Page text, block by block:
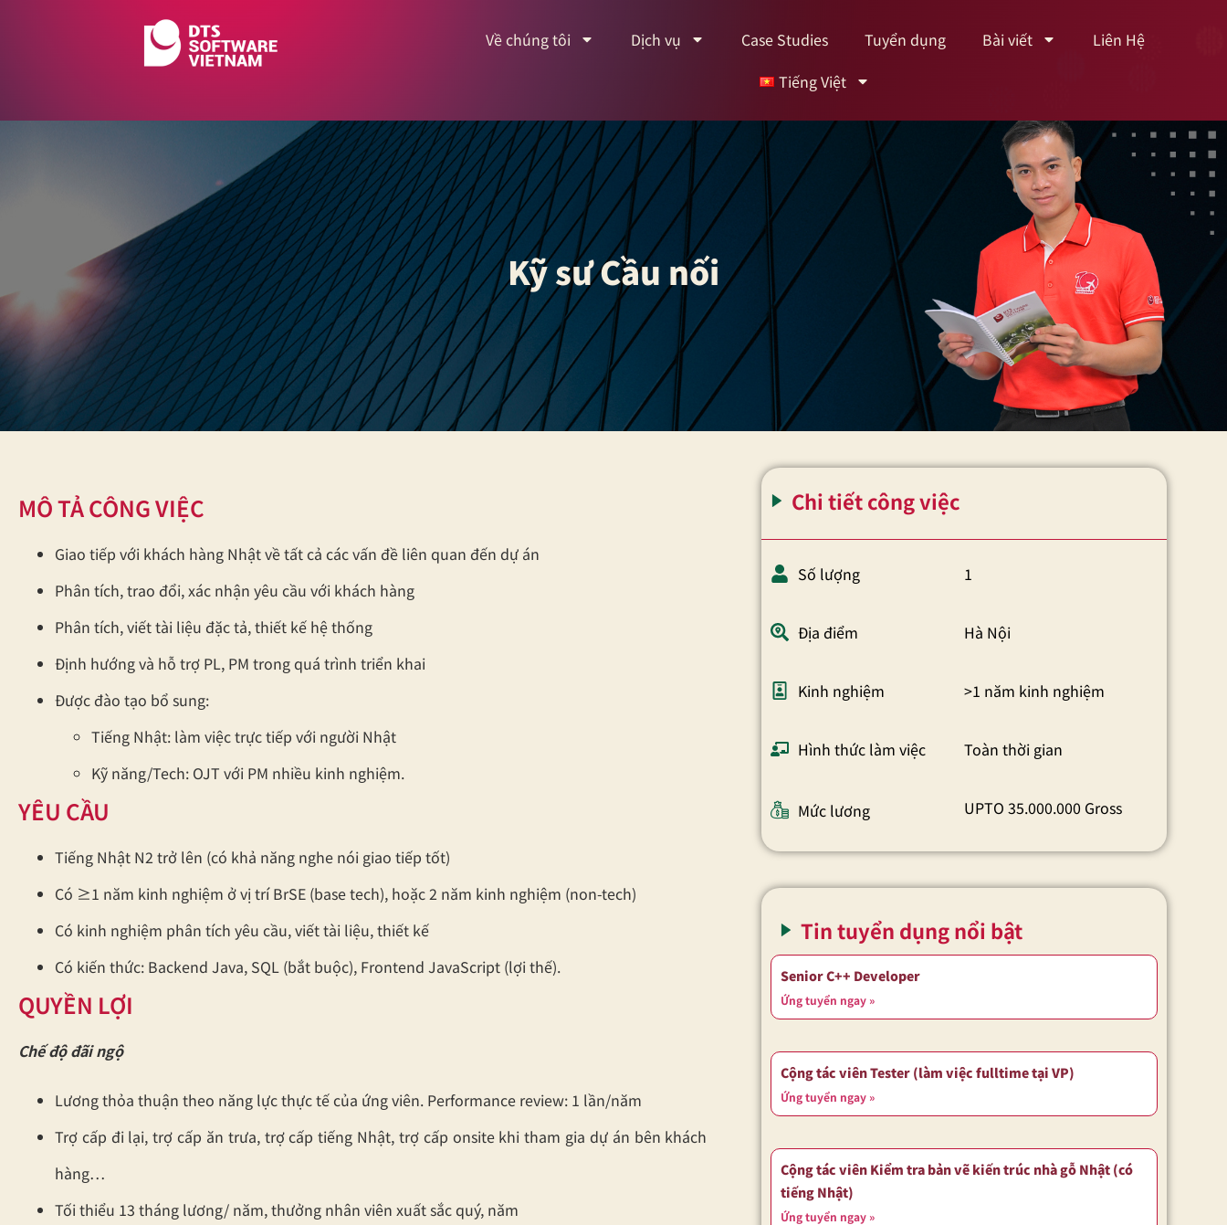
Về chúng tôi Dịch vụ Case Studies Tuyển dụng Bài viết
Liên Hệ
Tiếng Việt
Kỹ sư Cầu nối
MÔ TẢ CÔNG VIỆC
Giao tiếp với khách hàng Nhật về tất cả các vấn đề liên quan đến dự án
Phân tích, trao đổi, xác nhận yêu cầu với khách hàng
Phân tích, viết tài liệu đặc tả, thiết kế hệ thống
Định hướng và hỗ trợ PL, PM trong quá trình triển khai
Được đào tạo bổ sung:
Tiếng Nhật: làm việc trực tiếp với người Nhật
Kỹ năng/Tech: OJT với PM nhiều kinh nghiệm.
YÊU CẦU
Tiếng Nhật N2 trở lên (có khả năng nghe nói giao tiếp tốt)
Có ≥1 năm kinh nghiệm ở vị trí BrSE (base tech), hoặc 2 năm kinh nghiệm (non-tech)
Có kinh nghiệm phân tích yêu cầu, viết tài liệu, thiết kế
Có kiến thức: Backend Java, SQL (bắt buộc), Frontend JavaScript (lợi thế).
QUYỀN LỢI
Chế độ đãi ngộ
Lương thỏa thuận theo năng lực thực tế của ứng viên. Performance review: 1 lần/năm
Trợ cấp đi lại, trợ cấp ăn trưa, trợ cấp tiếng Nhật, trợ cấp onsite khi tham gia dự án bên khách
hàng…
Tối thiểu 13 tháng lương/ năm, thưởng nhân viên xuất sắc quý, năm
Chi tiết công việc
Số lượng
Địa điểm
Kinh nghiệm
Hình thức làm việc
Mức lương
1
Hà Nội
>1 năm kinh nghiệm
Toàn thời gian
UPTO 35.000.000 Gross
Tin tuyển dụng nổi bật
Senior C++ Developer
Ứng tuyển ngay »
Cộng tác viên Tester (làm việc fulltime tại VP)
Ứng tuyển ngay »
Cộng tác viên Kiểm tra bản vẽ kiến trúc nhà gỗ Nhật (có
tiếng Nhật)
Ứng tuyển ngay »